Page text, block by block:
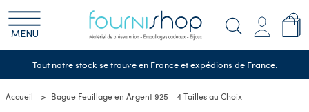
MENU
Tout notre stock se trouve en France et expédions de France.
Accueil Bague Feuillage en Argent 925 - 4 Tailles au Choix